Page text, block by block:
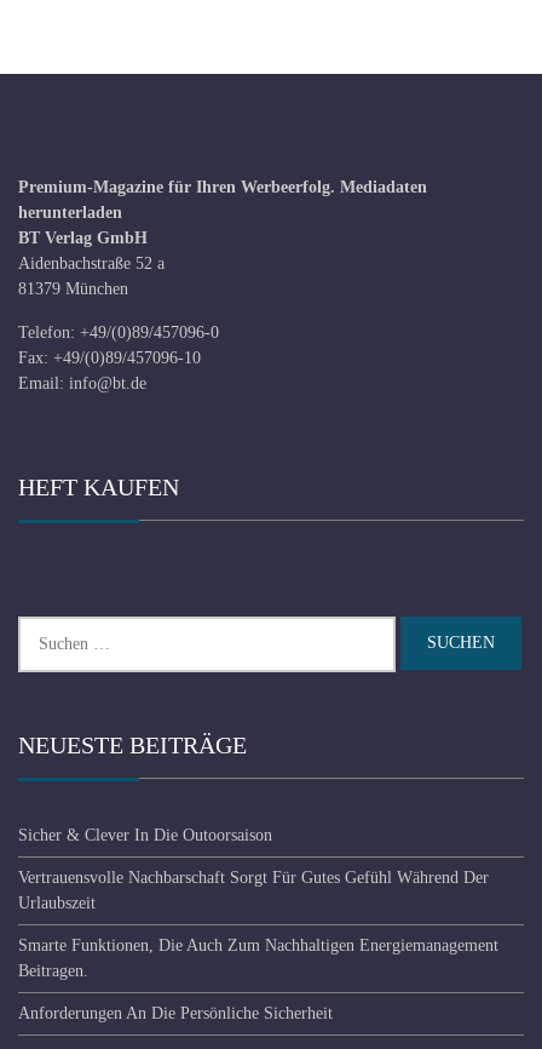
Premium-Magazine für Ihren Werbeerfolg. Mediadaten
herunterladen
BT Verlag GmbH
Aidenbachstraße 52 a
81379 München
Telefon: +49/(0)89/457096-0
Fax: +49/(0)89/457096-10
Email: info@bt.de
HEFT KAUFEN
nach:
NEUESTE BEITRÄGE
Sicher & Clever In Die Outoorsaison
Vertrauensvolle Nachbarschaft Sorgt Für Gutes Gefühl Während Der
Urlaubszeit
Smarte Funktionen, Die Auch Zum Nachhaltigen Energiemanagement
Beitragen.
Anforderungen An Die Persönliche Sicherheit